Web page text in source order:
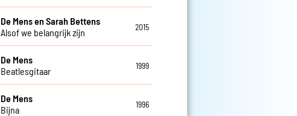
De Mens en Sarah Bettens
Alsof we belangrijk zijn
2015
De Mens
Beatlesgitaar
1999
De Mens
Bijna
1996